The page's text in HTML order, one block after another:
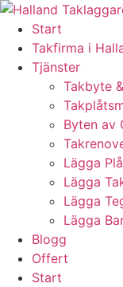
Skip
content
Start
Takfirma i
Tjänster
Takbyte
Byten av
Lägga
Lägga
Lägga
Lägga
Blogg
Offert
Start